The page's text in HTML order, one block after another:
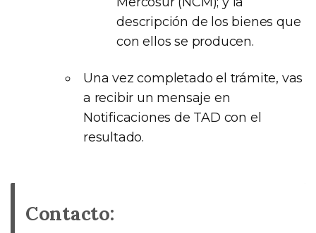
descripción de los bienes que
con ellos se producen.
Una vez completado el trámite, vas
a recibir un mensaje en
Notificaciones de TAD con el
resultado.
Contacto: